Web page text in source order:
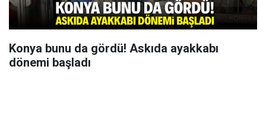
Konya bunu da gördü! Askıda ayakkabı
dönemi başladı